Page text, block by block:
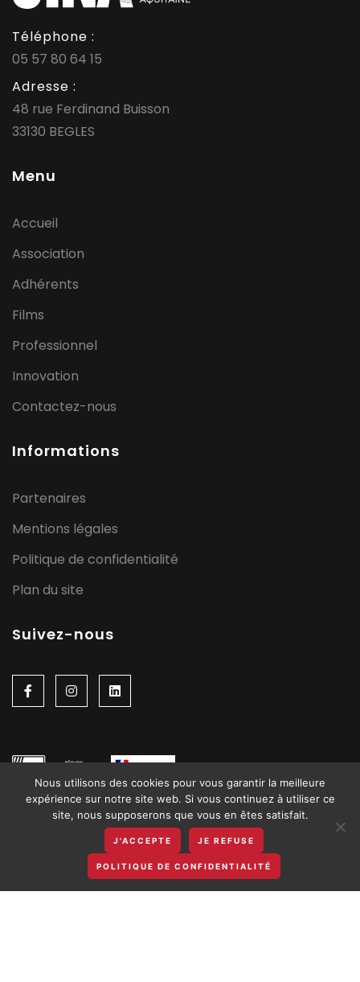
Téléphone :
05 57 80 64 15
Adresse :
48 rue Ferdinand Buisson
33130 BEGLES
Menu
Accueil
Association
Adhérents
Films
Professionnel
Innovation
Contactez-nous
Informations
Partenaires
Mentions légales
Politique de confidentialité
Plan du site
Suivez-nous
Nous utilisons des cookies pour vous garantir la meilleure
expérience sur notre site web. Si vous continuez à utiliser ce
site, nous supposerons que vous en êtes satisfait.
J'ACCEPTE JE REFUSE
POLITIQUE DE CONFIDENTIALITÉ